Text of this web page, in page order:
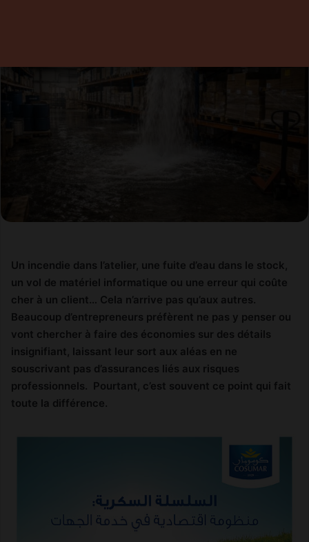
Un incendie dans l’atelier, une fuite d’eau dans le stock,
un vol de matériel informatique ou une erreur qui coûte
cher à un client… Cela n’arrive pas qu’aux autres.
Beaucoup d’entrepreneurs préfèrent ne pas y penser ou
vont chercher à faire des économies sur des détails
insignifiant, laissant leur sort aux aléas en ne
souscrivant pas d’assurances liés aux risques
professionnels. Pourtant, c’est souvent ce point qui fait
toute la différence.